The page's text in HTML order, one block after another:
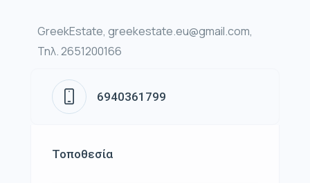
GreekEstate, greekestate.eu@gmail.com,
Τηλ. 2651200166
6940361799
Τοποθεσία